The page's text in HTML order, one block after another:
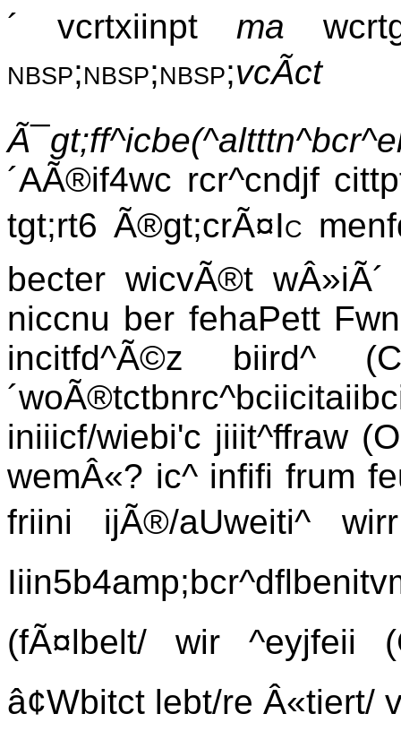
´ vcrtxiinpt ma
nbsp;nbsp;nbsp;vcÃct
´AÃ®if4wc rcr^cndjf
tgt;rt6 Ã®gt;crÃ¤Ic
becter wicvÃ®t
niccnu ber fehaPett
incitfd^Ã©z biird^
iniiicf/wiebi'c jiiit^ffraw
wemÂ«? ic^ infifi frum
friini ijÃ®/aUweiti^
(fÃ¤lbelt/ wir ^eyjfeii
â¢Wbitct lebt/re Â«tiert/